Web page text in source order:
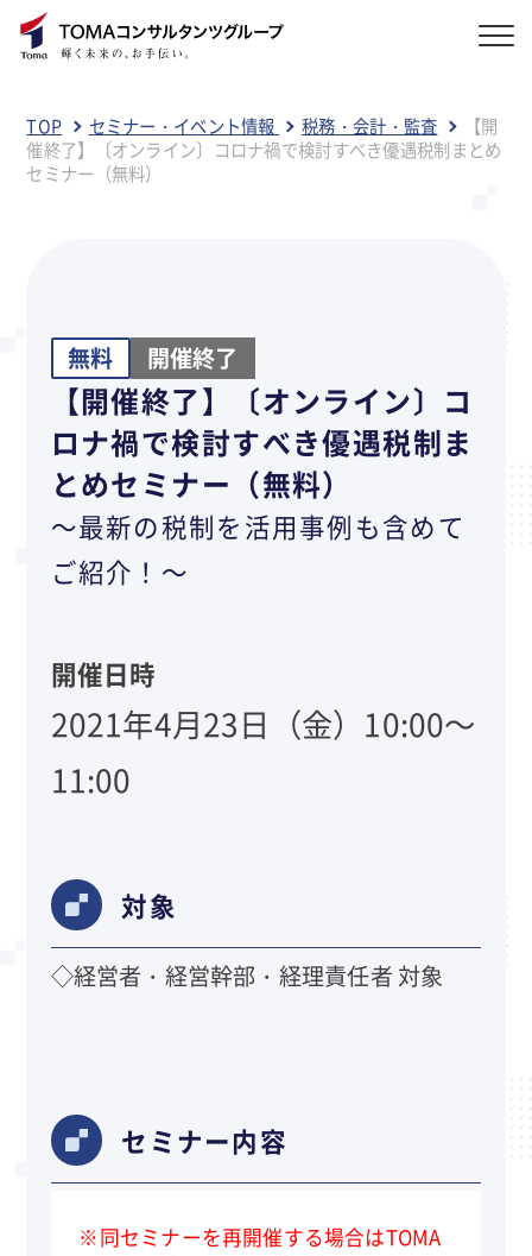
TOP セミナー・イベント情報 税務・会計・監査
【開
催終了】〔オンライン〕コロナ禍で検討すべき優遇税制まとめ
セミナー（無料）
無料 開催終了
【開催終了】〔オンライン〕コ
ロナ禍で検討すべき優遇税制ま
とめセミナー（無料）
～最新の税制を活用事例も含めて
ご紹介！～
開催日時
2021年4月23日（金）10:00～
11:00
対象
◇経営者・経営幹部・経理責任者 対象
セミナー内容
※同セミナーを再開催する場合はTOMA